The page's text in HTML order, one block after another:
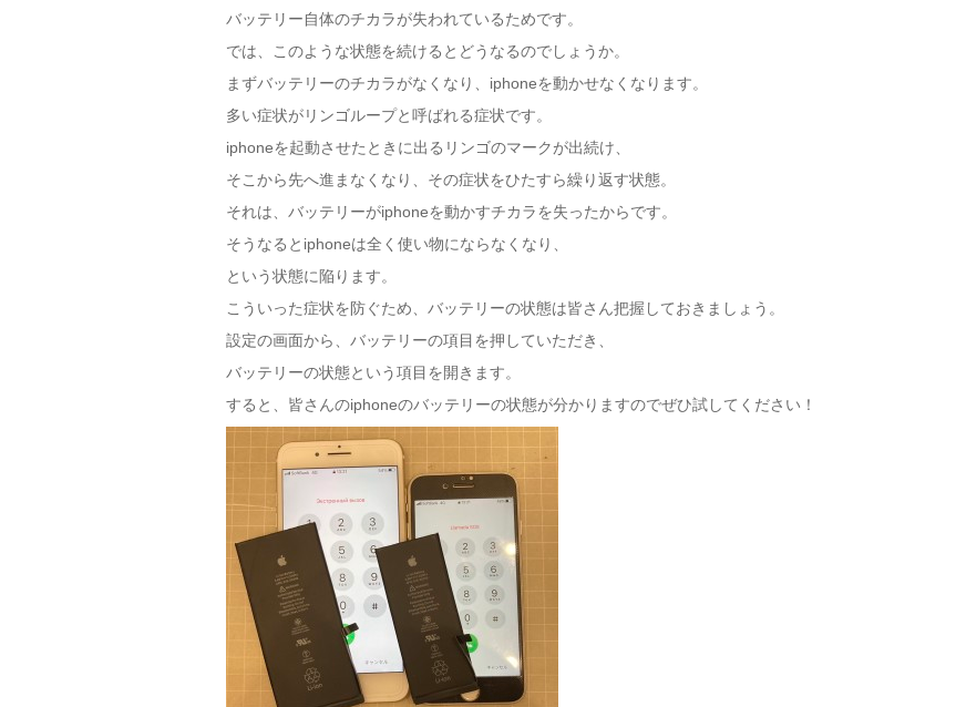
バッテリー自体のチカラが失われているためです。
では、このような状態を続けるとどうなるのでしょうか。
まずバッテリーのチカラがなくなり、iphoneを動かせなくなります。
多い症状がリンゴループと呼ばれる症状です。
iphoneを起動させたときに出るリンゴのマークが出続け、
そこから先へ進まなくなり、その症状をひたすら繰り返す状態。
それは、バッテリーがiphoneを動かすチカラを失ったからです。
そうなるとiphoneは全く使い物にならなくなり、
という状態に陥ります。
こういった症状を防ぐため、バッテリーの状態は皆さん把握しておきましょう。
設定の画面から、バッテリーの項目を押していただき、
バッテリーの状態という項目を開きます。
すると、皆さんのiphoneのバッテリーの状態が分かりますのでぜひ試してください！